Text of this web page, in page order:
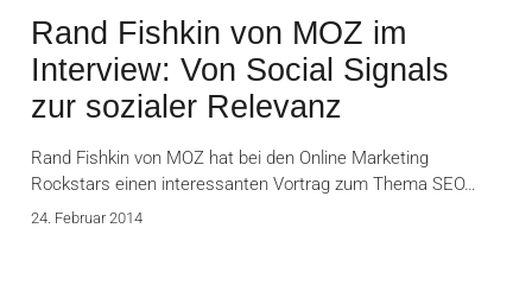
Rand Fishkin von MOZ im
Interview: Von Social Signals
zur sozialer Relevanz
Rand Fishkin von MOZ hat bei den Online Marketing
Rockstars einen interessanten Vortrag zum Thema SEO…
24. Februar 2014